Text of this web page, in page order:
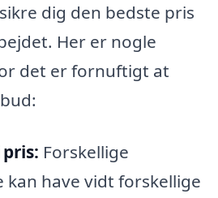
dig den bedste pris
Her er nogle
det er fornuftigt at
Forskellige
have vidt forskellige